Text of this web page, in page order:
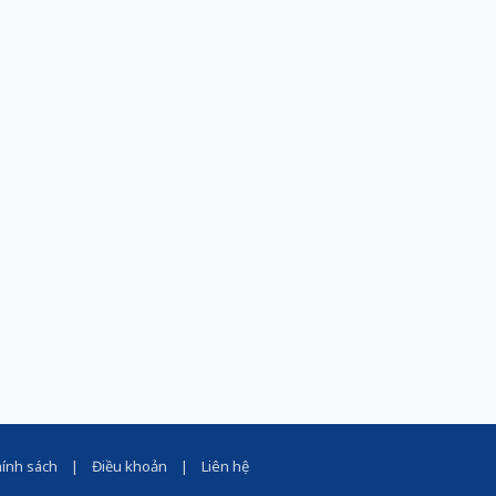
sách |Điều khoản |Liên hệ